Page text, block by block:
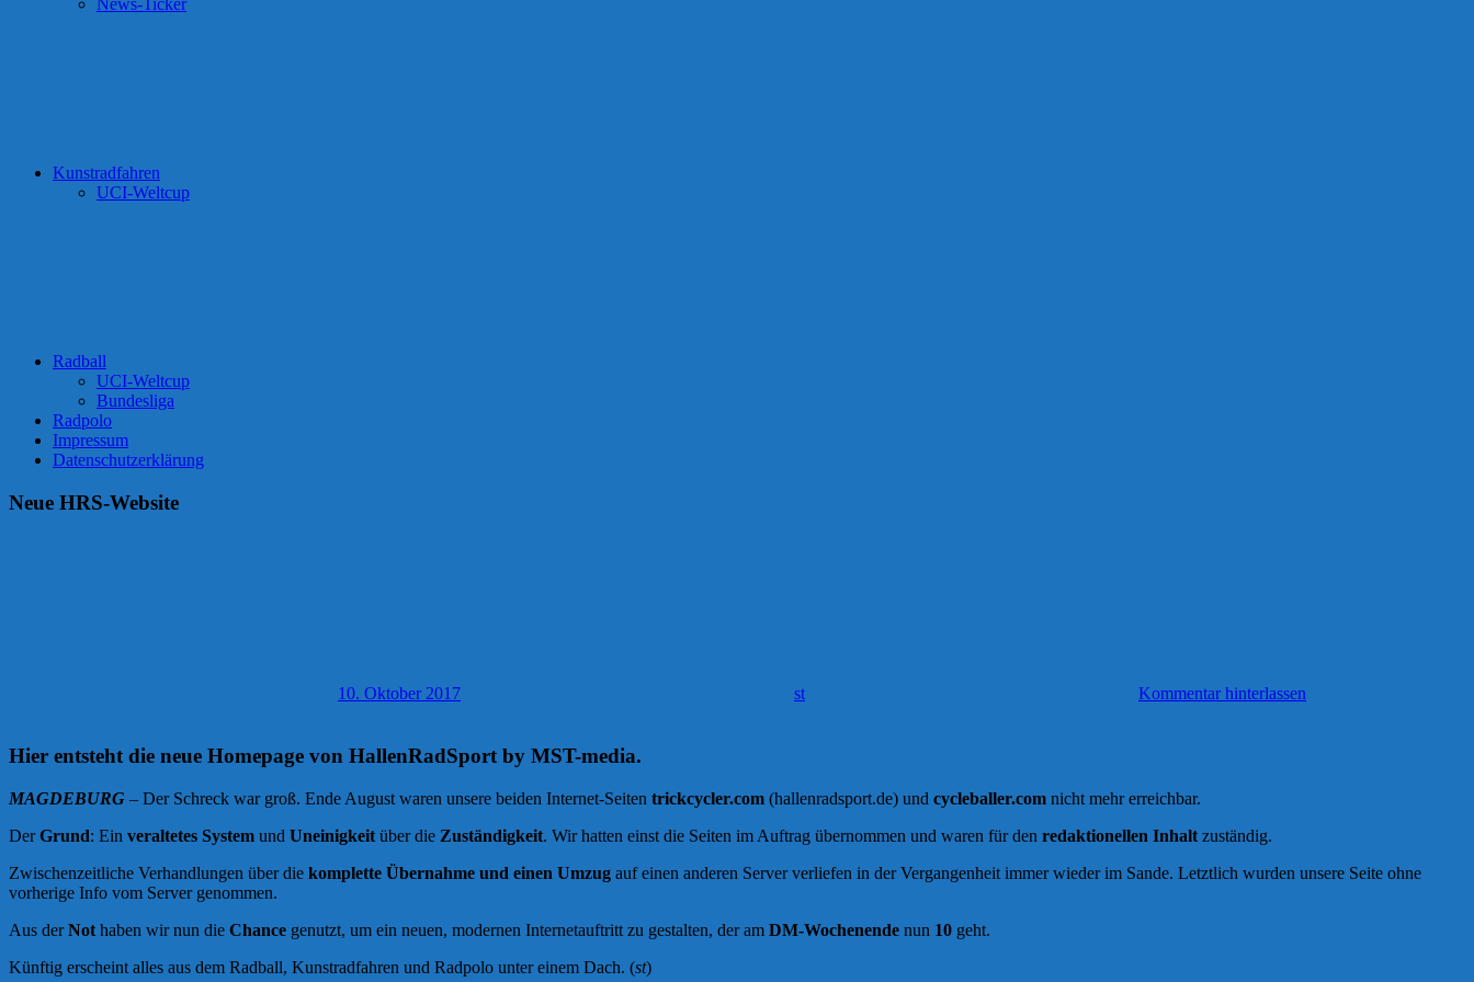
News-Ticker
Kunstradfahren
UCI-Weltcup
Radball
UCI-Weltcup
Bundesliga
Radpolo
Impressum
Datenschutzerklärung
Neue HRS-Website
10. Oktober 2017 st Kommentar hinterlassen
Hier entsteht die neue Homepage von HallenRadSport by MST-media.
MAGDEBURG – Der Schreck war groß. Ende August waren unsere beiden Internet-Seiten trickcycler.com (hallenradsport.de) und cycleballer.com nicht mehr erreichbar.
DerGrund: Ein veraltetes System und Uneinigkeit über die Zuständigkeit. Wir hatten einst die Seiten im Auftrag übernommen und waren für den redaktionellen Inhalt zuständig.
Zwischenzeitliche Verhandlungen über die komplette Übernahme und einen Umzug auf einen anderen Server verliefen in der Vergangenheit immer wieder im Sande. Letztlich wurden unsere Seite ohne
vorherige Info vom Server genommen.
Aus derNot haben wir nun die Chance genutzt, um ein neuen, modernen Internetauftritt zu gestalten, der am DM-Wochenende nun 10 geht.
Künftig erscheint alles aus dem Radball, Kunstradfahren und Radpolo unter einem Dach. (st)